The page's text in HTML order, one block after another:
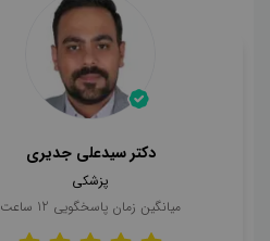
دکتر سیدعلی جدیری
پزشکی
میانگین زمان پاسخگویی 12 ساعت